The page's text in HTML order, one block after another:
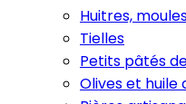
Huitres,
Tielles
Petits pâtés
Olives et huile